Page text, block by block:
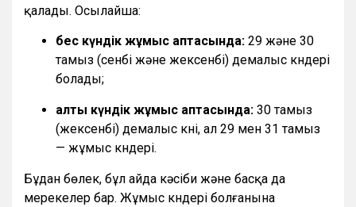
қалады. Осылайша:
бес күндік жұмыс аптасында: 29 және 30
тамыз (сенбі және жексенбі) демалыс күндері
болады;
алты күндік жұмыс аптасында: 30 тамыз
(жексенбі) демалыс күні, ал 29 мен 31 тамыз
— жұмыс күндері.
Бұдан бөлек, бұл айда кәсіби және басқа да
мерекелер бар. Жұмыс күндері болғанына